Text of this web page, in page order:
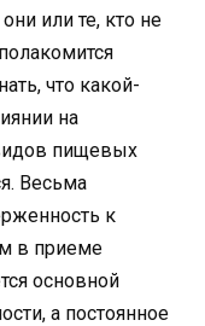
или те, кто не
что какой-
на
пищевых
Весьма
к
в приеме
основной
а постоянное